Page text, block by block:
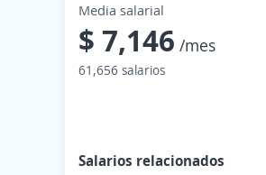
Media salarial
$ 7,146 /mes
61,656 salarios
Salarios relacionados